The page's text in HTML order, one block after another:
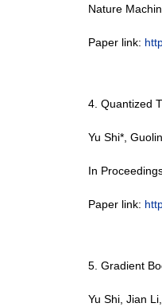
Nature
Paper link:
4. Quantized
Yu Shi*,
In
Paper link:
5. Gradient
Yu Shi , Jian